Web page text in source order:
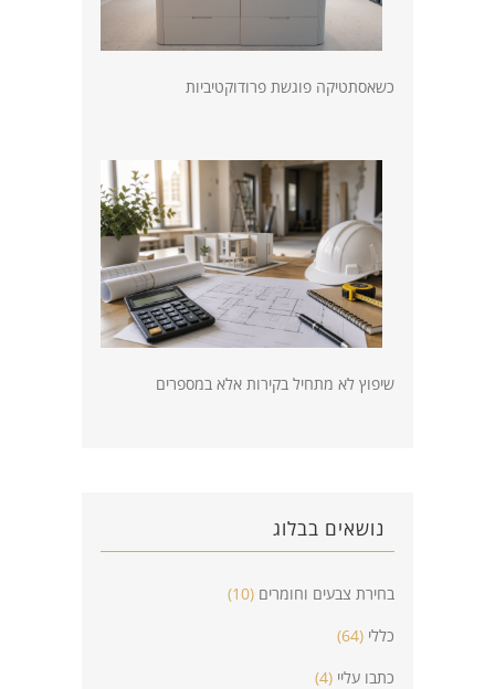
כשאסתטיקה פוגשת פרודוקטיביות
שיפוץ לא מתחיל בקירות אלא במספרים
נושאים בבלוג
בחירת צבעים וחומרים (10)
כללי (64)
כתבו עליי (4)